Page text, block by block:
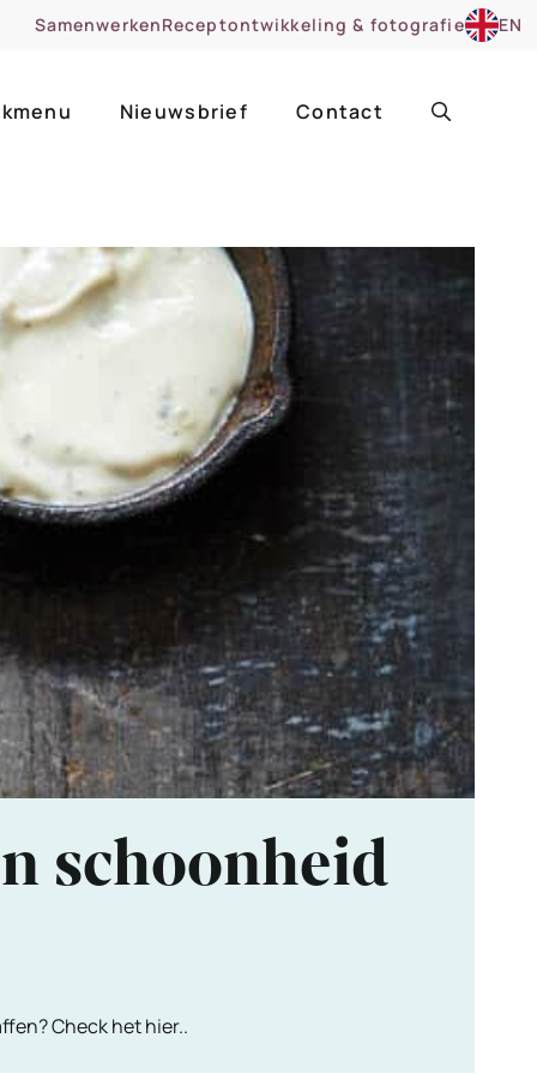
SamenwerkenReceptontwikkeling & fotografie EN
Nieuwsbrief Contact
schoonheid
Check het hier..